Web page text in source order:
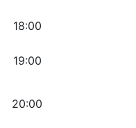
18:00
19:00
20:00